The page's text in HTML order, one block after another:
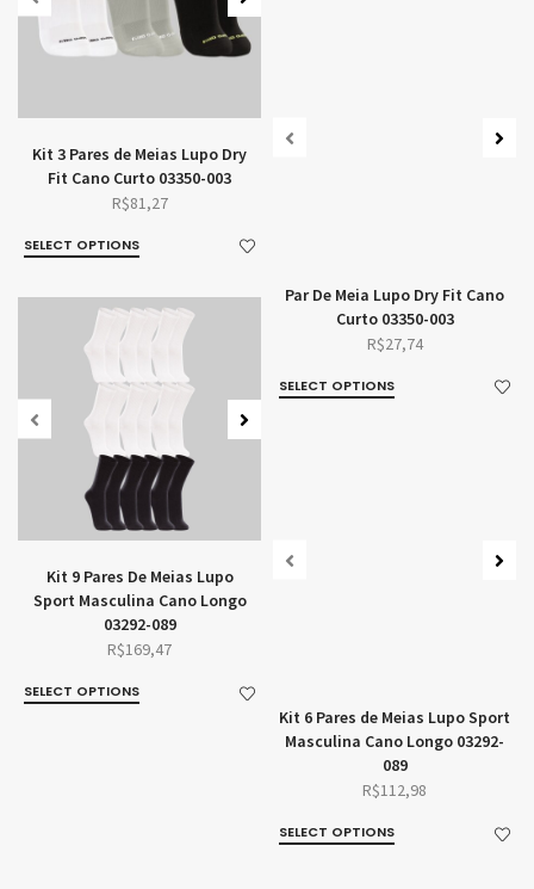
Kit 3 Pares de Meias Lupo Dry
Fit Cano Curto 03350-003
R$81,27
SELECT OPTIONS
Par De Meia Lupo Dry Fit Cano
Curto 03350-003
R$27,74
SELECT OPTIONS
Kit 9 Pares De Meias Lupo
Sport Masculina Cano Longo
03292-089
R$169,47
SELECT OPTIONS
Kit 6 Pares de Meias Lupo Sport
Masculina Cano Longo 03292-
089
R$112,98
SELECT OPTIONS